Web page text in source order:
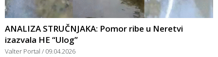
ANALIZA STRUČNJAKA: Pomor ribe u Neretvi
izazvala HE “Ulog”
Valter Portal 09.04.2026